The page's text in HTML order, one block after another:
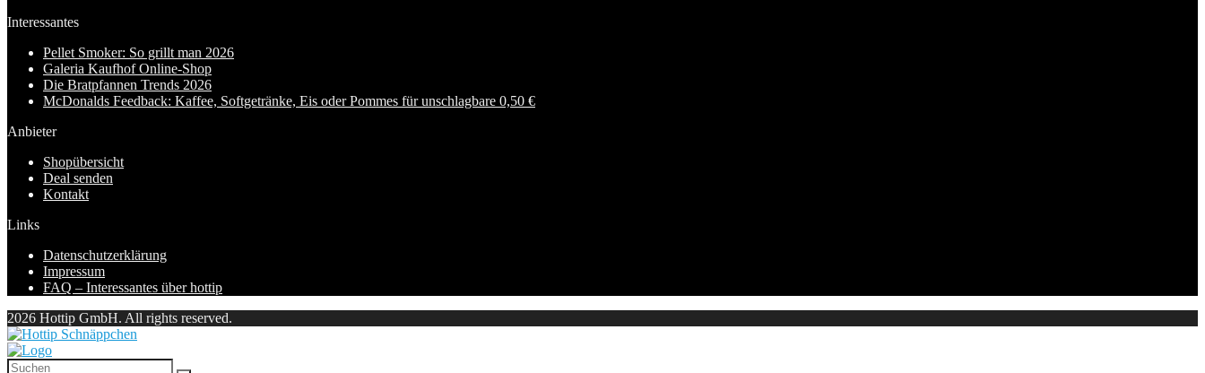
Interessantes
Pellet Smoker: So grillt man 2026
Galeria Kaufhof Online-Shop
Die Bratpfannen Trends 2026
McDonalds Feedback: Kaffee, Softgetränke, Eis oder Pommes für unschlagbare 0,50 €
Anbieter
Shopübersicht
Deal senden
Kontakt
Links
Datenschutzerklärung
Impressum
FAQ – Interessantes über hottip
2026 Hottip GmbH. All rights reserved.